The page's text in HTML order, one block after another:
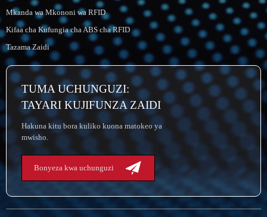
Mkanda wa Mkononi wa RFID
Kifaa cha Kufungia cha ABS cha RFID
Tazama Zaidi
TUMA UCHUNGUZI:
TAYARI KUJIFUNZA ZAIDI
Hakuna kitu bora kuliko kuona matokeo ya
mwisho.
Bonyeza kwa uchunguzi